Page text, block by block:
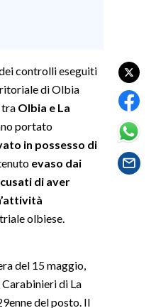
controlli eseguiti
di Olbia
tra Olbia e La
portato
in possesso di
evaso dai
di aver
olbiese.
del 15 maggio,
di La
del posto. Il